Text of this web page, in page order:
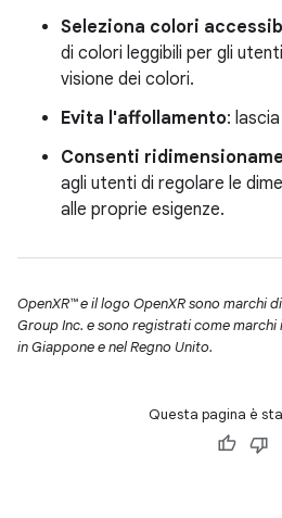
Seleziona colori
di colori leggibili per gli
visione dei colori.
Evita l'affollamento:
Consenti
agli utenti di regolare le
alle proprie esigenze.
OpenXR™ e il logo OpenXR sono marchi
Group Inc. e sono registrati come marchi
in Giappone e nel Regno Unito.
Questa pagina è